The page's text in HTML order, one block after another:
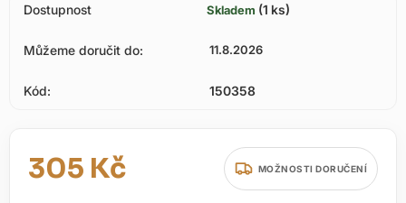
Dostupnost Skladem (1 ks)
Můžeme doručit do: 11.8.2026
Kód: 150358
305 Kč
Měrná cena:
MOŽNOSTI DORUČENÍ